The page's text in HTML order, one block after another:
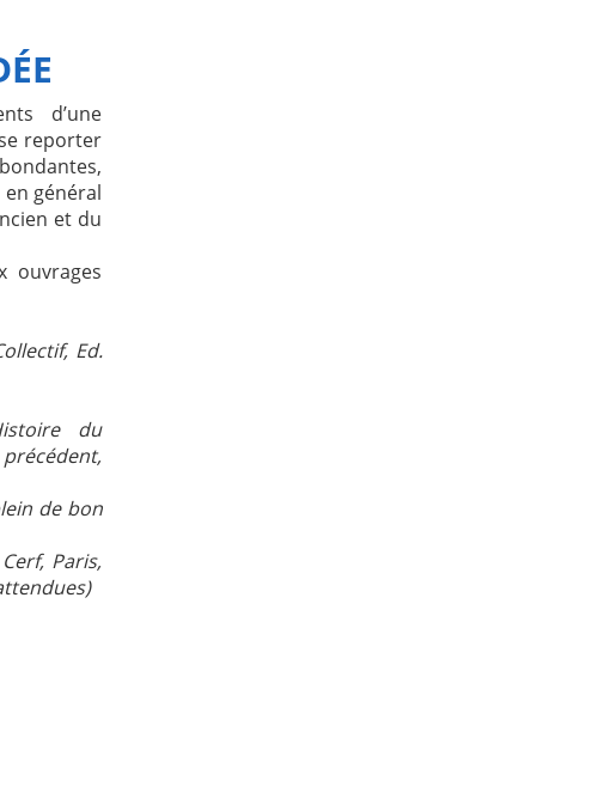
d’une
reporter
général
et du
ouvrages
Ed.
du
de bon
Paris,